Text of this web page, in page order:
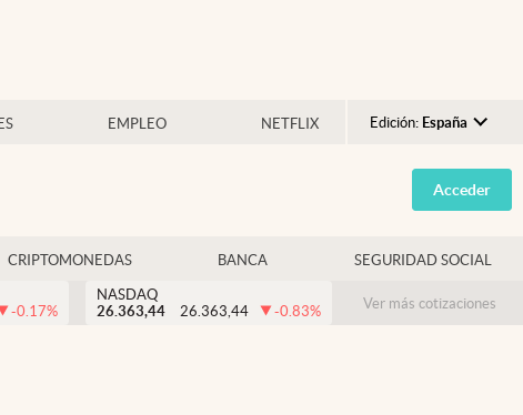
EMPLEO NETFLIX Edición: España
Argentina
España
USA
Colombia
Acceder
CRIPTOMONEDAS BANCA SEGURIDAD SOCIAL
-0.17%
NASDAQ
26.363,44
26.363,44 -0.83% Ver más cotizaciones